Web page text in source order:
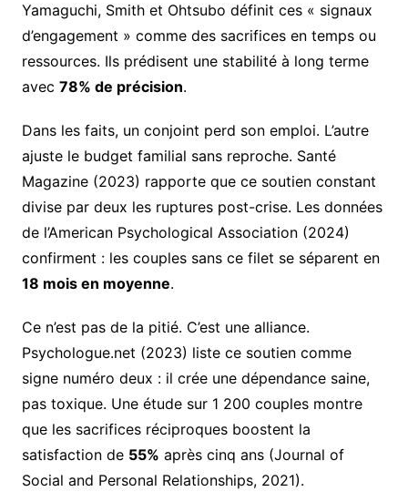
Yamaguchi, Smith et Ohtsubo définit ces « signaux
d’engagement » comme des sacrifices en temps ou
ressources. Ils prédisent une stabilité à long terme
avec 78% de précision.
Dans les faits, un conjoint perd son emploi. L’autre
ajuste le budget familial sans reproche. Santé
Magazine (2023) rapporte que ce soutien constant
divise par deux les ruptures post-crise. Les données
de l’American Psychological Association (2024)
confirment : les couples sans ce filet se séparent en
18 mois en moyenne.
Ce n’est pas de la pitié. C’est une alliance.
Psychologue.net (2023) liste ce soutien comme
signe numéro deux : il crée une dépendance saine,
pas toxique. Une étude sur 1 200 couples montre
que les sacrifices réciproques boostent la
satisfaction de 55% après cinq ans (Journal of
Social and Personal Relationships, 2021).